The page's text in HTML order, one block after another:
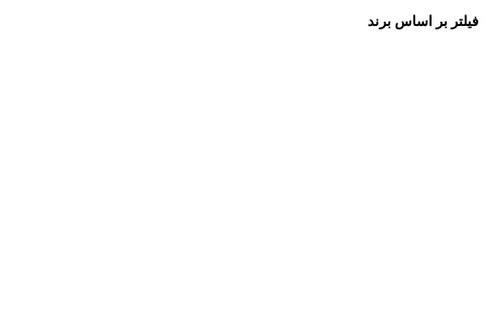
فیلتر بر اساس برند